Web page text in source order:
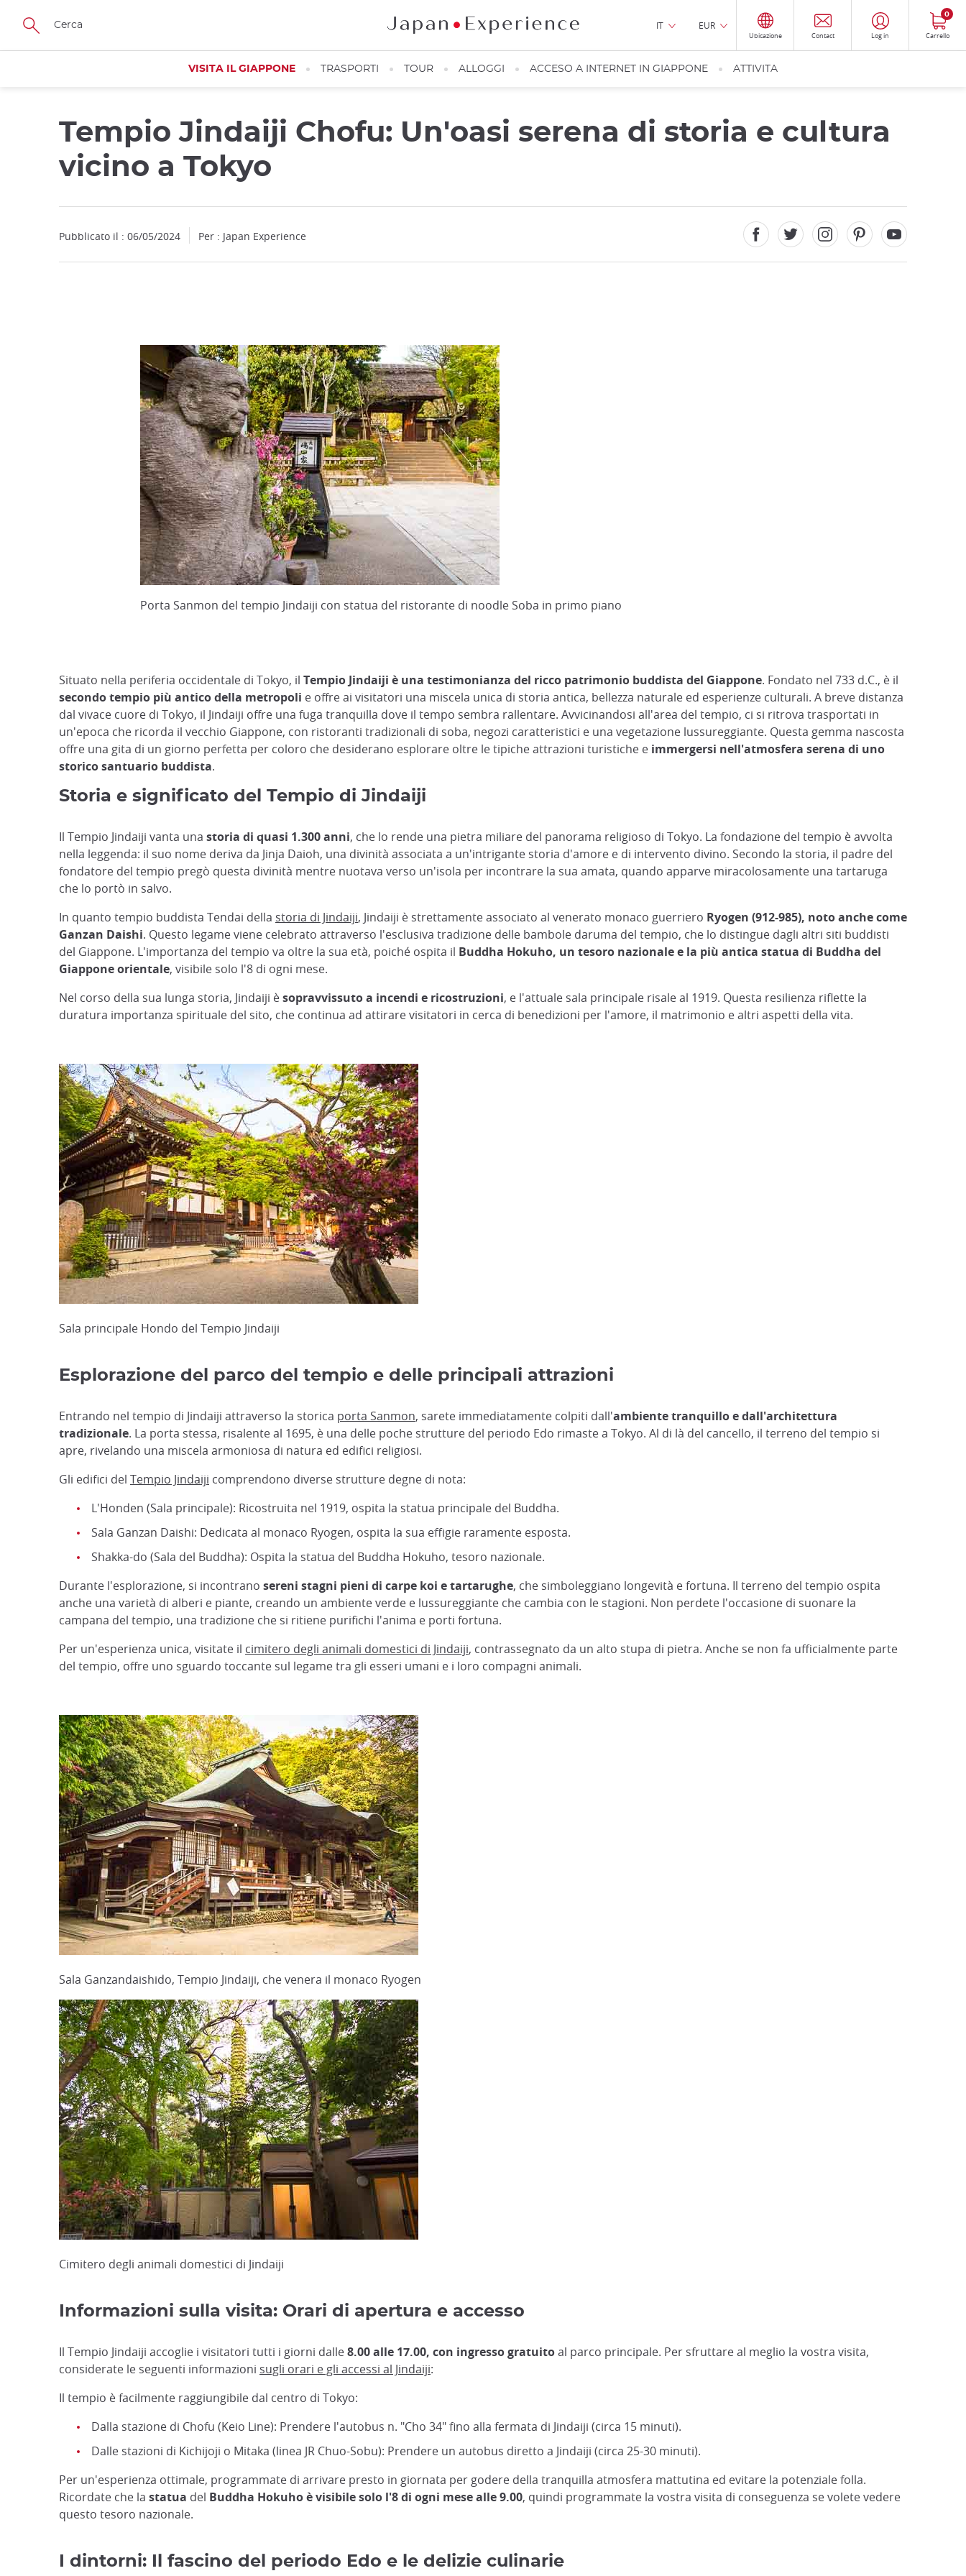
Skip
main
IT EUR
Ubicazione Contact Log in Carrello
0
VISITA IL GIAPPONE TRASPORTI TOUR ALLOGGI ACCESO A INTERNET IN GIAPPONE ATTIVITA
Tempio Jindaiji Chofu: Un'oasi serena di storia e cultura
vicino a Tokyo
Pubblicato il : 06/05/2024 Per : Japan Experience
Porta Sanmon del tempio Jindaiji con statua del ristorante di noodle Soba in primo piano
Situato nella periferia occidentale di Tokyo, il Tempio Jindaiji è una testimonianza del ricco patrimonio buddista del Giappone. Fondato nel 733 d.C., è il
secondo tempio più antico della metropoli e offre ai visitatori una miscela unica di storia antica, bellezza naturale ed esperienze culturali. A breve distanza
dal vivace cuore di Tokyo, il Jindaiji offre una fuga tranquilla dove il tempo sembra rallentare. Avvicinandosi all'area del tempio, ci si ritrova trasportati in
un'epoca che ricorda il vecchio Giappone, con ristoranti tradizionali di soba, negozi caratteristici e una vegetazione lussureggiante. Questa gemma nascosta
offre una gita di un giorno perfetta per coloro che desiderano esplorare oltre le tipiche attrazioni turistiche e immergersi nell'atmosfera serena di uno
storico santuario buddista.
Storia e significato del Tempio di Jindaiji
Il Tempio Jindaiji vanta una storia di quasi 1.300 anni, che lo rende una pietra miliare del panorama religioso di Tokyo. La fondazione del tempio è avvolta
nella leggenda: il suo nome deriva da Jinja Daioh, una divinità associata a un'intrigante storia d'amore e di intervento divino. Secondo la storia, il padre del
fondatore del tempio pregò questa divinità mentre nuotava verso un'isola per incontrare la sua amata, quando apparve miracolosamente una tartaruga
che lo portò in salvo.
In quanto tempio buddista Tendai della storia di Jindaiji, Jindaiji è strettamente associato al venerato monaco guerriero Ryogen (912-985), noto anche come
Ganzan Daishi. Questo legame viene celebrato attraverso l'esclusiva tradizione delle bambole daruma del tempio, che lo distingue dagli altri siti buddisti
del Giappone. L'importanza del tempio va oltre la sua età, poiché ospita il Buddha Hokuho, un tesoro nazionale e la più antica statua di Buddha del
Giappone orientale, visibile solo l'8 di ogni mese.
Nel corso della sua lunga storia, Jindaiji èsopravvissuto a incendi e ricostruzioni, e l'attuale sala principale risale al 1919. Questa resilienza riflette la
duratura importanza spirituale del sito, che continua ad attirare visitatori in cerca di benedizioni per l'amore, il matrimonio e altri aspetti della vita.
Sala principale Hondo del Tempio Jindaiji
Esplorazione del parco del tempio e delle principali attrazioni
Entrando nel tempio di Jindaiji attraverso la storica porta Sanmon, sarete immediatamente colpiti dall'ambiente tranquillo e dall'architettura
tradizionale. La porta stessa, risalente al 1695, è una delle poche strutture del periodo Edo rimaste a Tokyo. Al di là del cancello, il terreno del tempio si
apre, rivelando una miscela armoniosa di natura ed edifici religiosi.
Gli edifici del Tempio Jindaiji comprendono diverse strutture degne di nota:
L'Honden (Sala principale): Ricostruita nel 1919, ospita la statua principale del Buddha.
Sala Ganzan Daishi: Dedicata al monaco Ryogen, ospita la sua effigie raramente esposta.
Shakka-do (Sala del Buddha): Ospita la statua del Buddha Hokuho, tesoro nazionale.
Durante l'esplorazione, si incontrano sereni stagni pieni di carpe koi e tartarughe, che simboleggiano longevità e fortuna. Il terreno del tempio ospita
anche una varietà di alberi e piante, creando un ambiente verde e lussureggiante che cambia con le stagioni. Non perdete l'occasione di suonare la
campana del tempio, una tradizione che si ritiene purifichi l'anima e porti fortuna.
Per un'esperienza unica, visitate il cimitero degli animali domestici di Jindaiji, contrassegnato da un alto stupa di pietra. Anche se non fa ufficialmente parte
del tempio, offre uno sguardo toccante sul legame tra gli esseri umani e i loro compagni animali.
Sala Ganzandaishido, Tempio Jindaiji, che venera il monaco Ryogen
Cimitero degli animali domestici di Jindaiji
Informazioni sulla visita: Orari di apertura e accesso
Il Tempio Jindaiji accoglie i visitatori tutti i giorni dalle8.00 alle 17.00, con ingresso gratuitoal parco principale. Per sfruttare al meglio la vostra visita,
considerate le seguenti informazioni sugli orari e gli accessi al Jindaiji:
Il tempio è facilmente raggiungibile dal centro di Tokyo:
Dalla stazione di Chofu (Keio Line): Prendere l'autobus n. "Cho 34" fino alla fermata di Jindaiji (circa 15 minuti).
Dalle stazioni di Kichijoji o Mitaka (linea JR Chuo-Sobu): Prendere un autobus diretto a Jindaiji (circa 25-30 minuti).
Per un'esperienza ottimale, programmate di arrivare presto in giornata per godere della tranquilla atmosfera mattutina ed evitare la potenziale folla.
Ricordate che la statua del Buddha Hokuho è visibile solo l'8 di ogni mese alle 9.00, quindi programmate la vostra visita di conseguenza se volete vedere
questo tesoro nazionale.
I dintorni: Il fascino del periodo Edo e le delizie culinarie